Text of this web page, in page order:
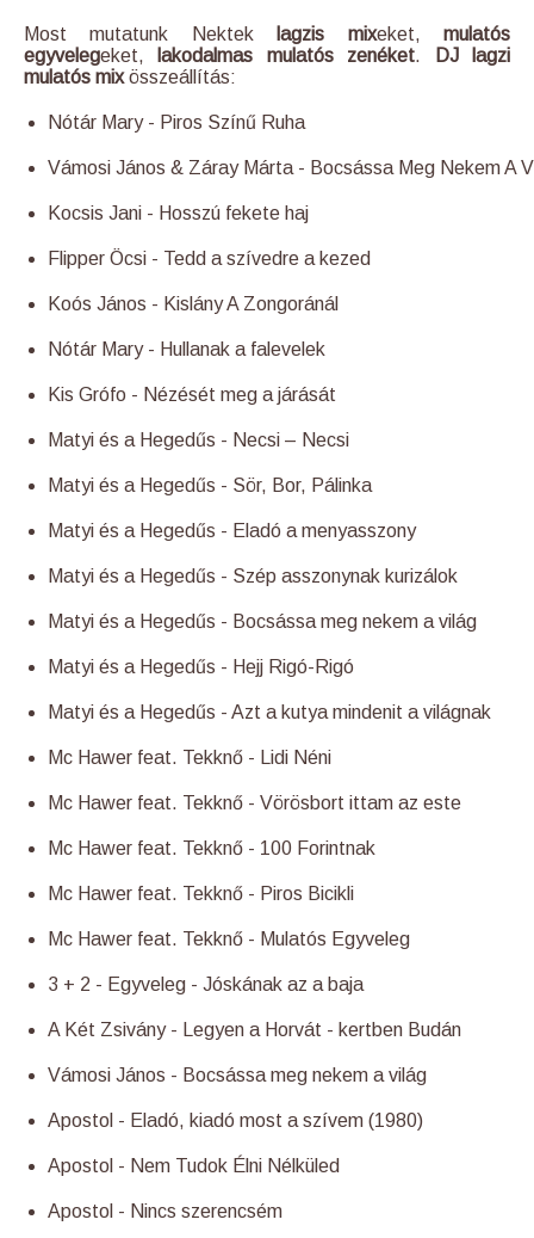
Most mutatunk Nektek lagzis mixeket,mulatós
egyvelegeket, lakodalmas mulatós zenéket.
DJ lagzi
mulatós mixösszeállítás:
Nótár Mary - Piros Színű Ruha
Vámosi János & Záray Márta - Bocsássa Meg Nekem A
Kocsis Jani - Hosszú fekete haj
Flipper Öcsi - Tedd a szívedre a kezed
Koós János - Kislány A Zongoránál
Nótár Mary - Hullanak a falevelek
Kis Grófo - Nézését meg a járását
Matyi és a Hegedűs - Necsi – Necsi
Matyi és a Hegedűs - Sör, Bor, Pálinka
Matyi és a Hegedűs - Eladó a menyasszony
Matyi és a Hegedűs - Szép asszonynak kurizálok
Matyi és a Hegedűs - Bocsássa meg nekem a világ
Matyi és a Hegedűs - Hejj Rigó-Rigó
Matyi és a Hegedűs - Azt a kutya mindenit a világnak
Mc Hawer feat. Tekknő - Lidi Néni
Mc Hawer feat. Tekknő - Vörösbort ittam az este
Mc Hawer feat. Tekknő - 100 Forintnak
Mc Hawer feat. Tekknő - Piros Bicikli
Mc Hawer feat. Tekknő - Mulatós Egyveleg
3 + 2 - Egyveleg - Jóskának az a baja
A Két Zsivány - Legyen a Horvát - kertben Budán
Vámosi János - Bocsássa meg nekem a világ
Apostol - Eladó, kiadó most a szívem (1980)
Apostol - Nem Tudok Élni Nélküled
Apostol - Nincs szerencsém